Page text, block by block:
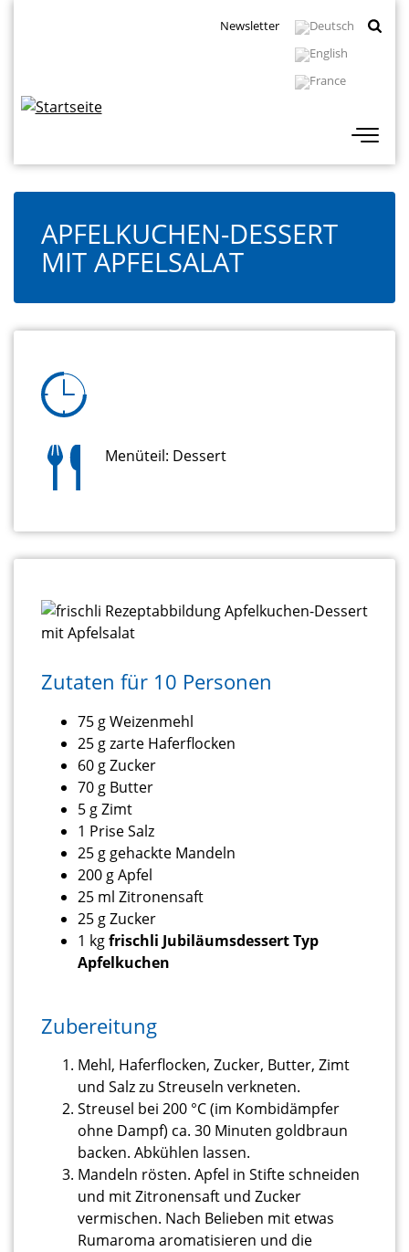
Newsletter
APFELKUCHEN-DESSERT
MIT APFELSALAT
Menüteil: Dessert
Zutaten für 10 Personen
75 g Weizenmehl
25 g zarte Haferflocken
60 g Zucker
70 g Butter
5 g Zimt
1 Prise Salz
25 g gehackte Mandeln
200 g Apfel
25 ml Zitronensaft
25 g Zucker
1 kgfrischli Jubiläumsdessert Typ
Apfelkuchen
Zubereitung
Mehl, Haferflocken, Zucker, Butter, Zimt
und Salz zu Streuseln verkneten.
Streusel bei 200 °C (im Kombidämpfer
ohne Dampf) ca. 30 Minuten goldbraun
backen. Abkühlen lassen.
Mandeln rösten. Apfel in Stifte schneiden
und mit Zitronensaft und Zucker
vermischen. Nach Belieben mit etwas
Rumaroma aromatisieren und die